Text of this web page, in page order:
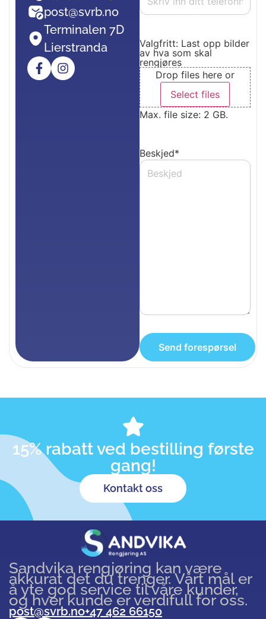
post@svrb.no
Terminalen 7D
Lierstranda
Valgfritt: Last opp bilder
av hva som skal
rengjøres
Drop files here or
Select files
Max. file size: 2 GB.
Beskjed*
15% rabatt ved bestilling første
gang!
Kontakt oss
Sandvika rengjøring kan være
akkurat det du trenger. Vårt mål er
å yte god service til våre kunder,
og hver kunde er verdifull for oss.
post@svrb.no+47 462 66150